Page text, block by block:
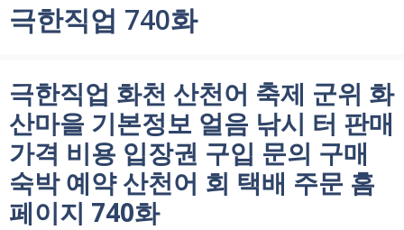
극한직업 740화
극한직업 화천 산천어 축제 군위 화
산마을 기본정보 얼음 낚시 터 판매
가격 비용 입장권 구입 문의 구매
숙박 예약 산천어 회 택배 주문 홈
페이지 740화